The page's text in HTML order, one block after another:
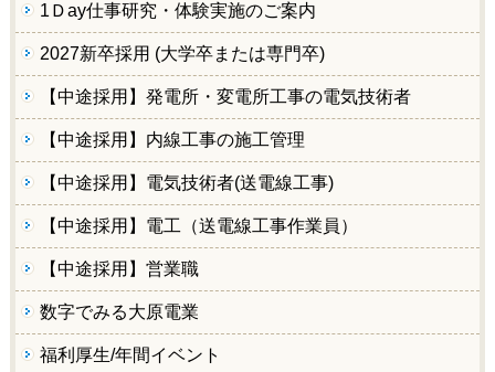
1Ｄay仕事研究・体験実施のご案内
2027新卒採用 (大学卒または専門卒)
【中途採用】発電所・変電所工事の電気技術者
【中途採用】内線工事の施工管理
【中途採用】電気技術者(送電線工事)
【中途採用】電工（送電線工事作業員）
【中途採用】営業職
数字でみる大原電業
福利厚生/年間イベント